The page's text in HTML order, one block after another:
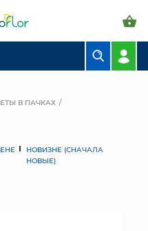
В ПАЧКАХ
НОВИЗНЕ (СНАЧАЛА
НОВЫЕ)